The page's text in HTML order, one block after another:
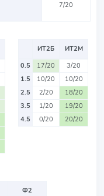
7/20
ИТ2Б
ИТ2М
0.5
17/20
3/20
1.5
10/20
10/20
2.5
2/20
18/20
3.5
1/20
19/20
4.5
0/20 20/20
Ф2